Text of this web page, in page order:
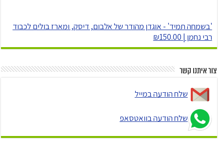
'בשמחה תמיד' - אוגדן מהודר של אלבום, דיסק, ומארז בולים לכבוד
רבי נחמן | ₪150.00
צור איתנו קשר
שלח הודעה במייל
שלח הודעה בוואטסאפ